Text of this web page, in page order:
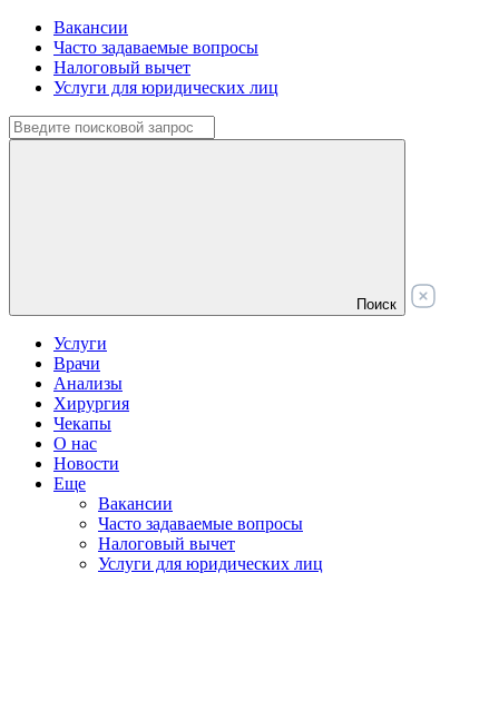
Вакансии
Часто задаваемые вопросы
Налоговый вычет
Услуги для юридических лиц
Поиск
Услуги
Врачи
Анализы
Хирургия
Чекапы
О нас
Новости
Еще
Вакансии
Часто задаваемые вопросы
Налоговый вычет
Услуги для юридических лиц